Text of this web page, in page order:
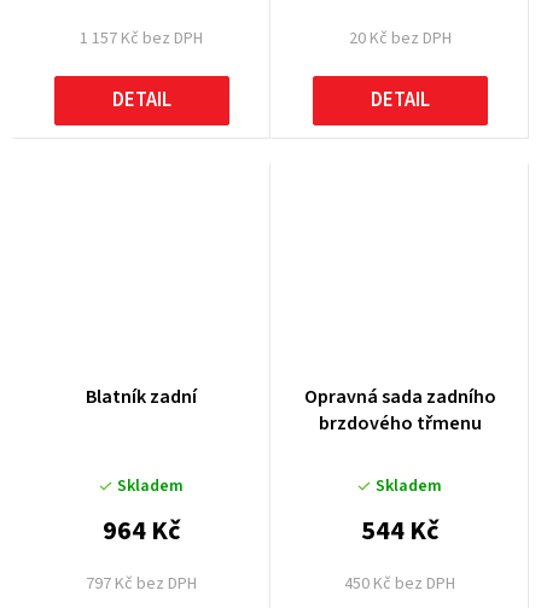
1 157 Kč bez DPH
DETAIL
20 Kč bez DPH
DETAIL
Blatník zadní
Skladem
797 Kč bez DPH
964 Kč
Opravná sada zadního
brzdového třmenu
Skladem
450 Kč bez DPH
544 Kč